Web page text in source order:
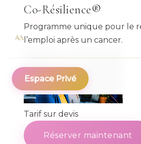
contenu
Espace Privé
Tarif sur devis
Réserver maintenant
Co-Résilience®
Programme unique pour le
l’emploi après un cancer.